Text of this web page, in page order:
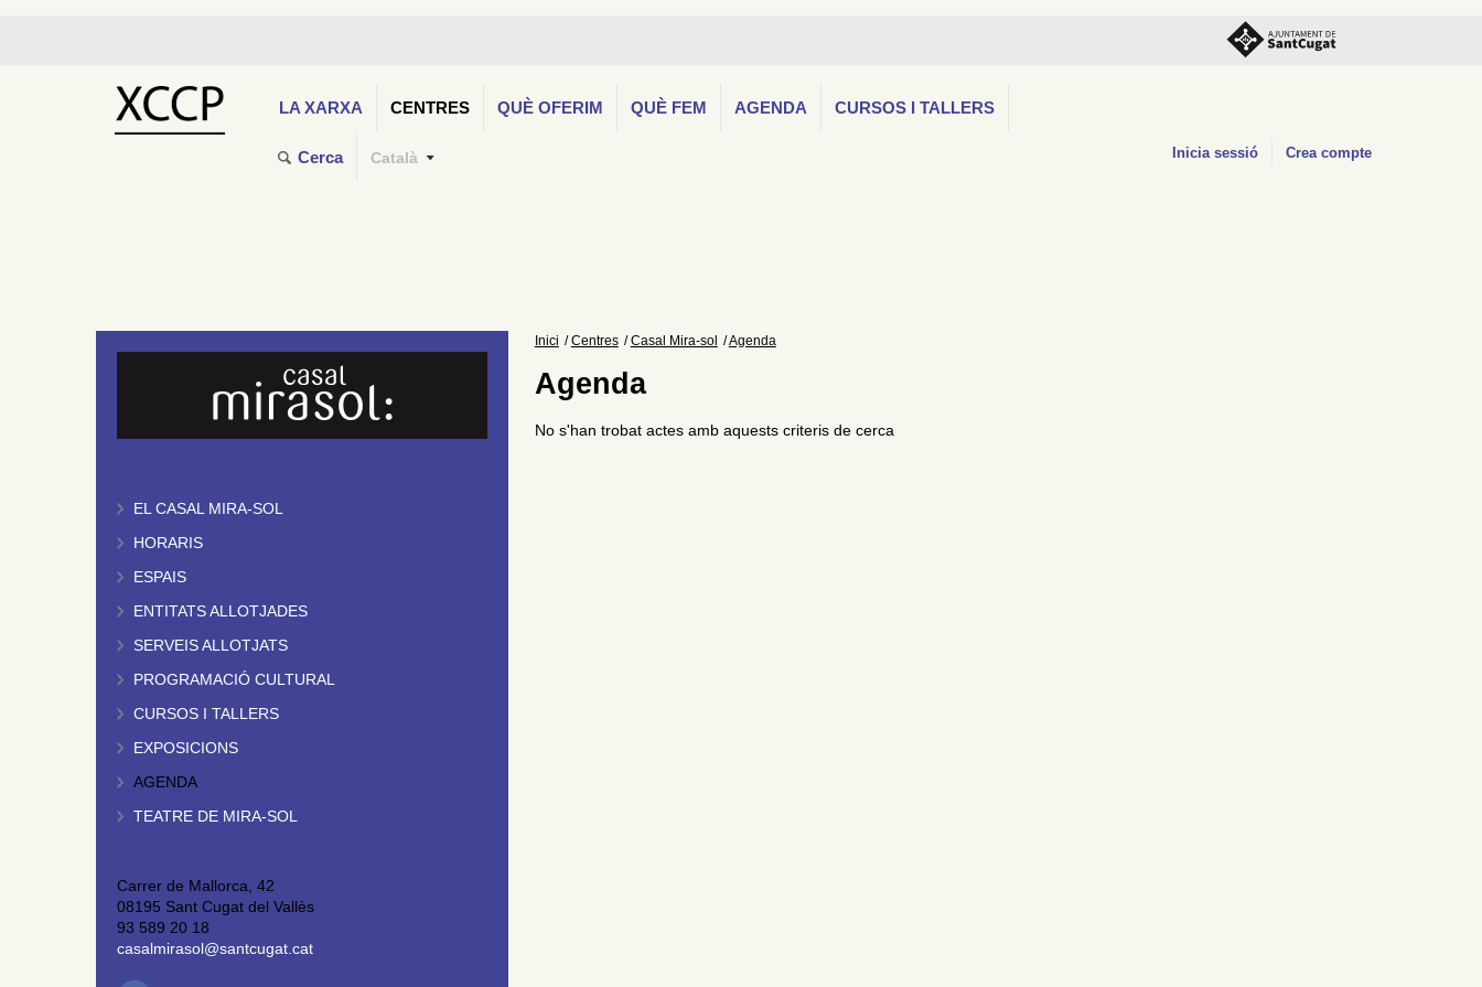
LA XARXA CENTRES QUÈ OFERIM QUÈ FEM AGENDA CURSOS I TALLERS
Cerca Català Inicia sessió Crea compte
EL CASAL MIRA-SOL
HORARIS
ESPAIS
ENTITATS ALLOTJADES
SERVEIS ALLOTJATS
PROGRAMACIÓ CULTURAL
CURSOS I TALLERS
EXPOSICIONS
AGENDA
TEATRE DE MIRA-SOL
Carrer de Mallorca, 42
08195 Sant Cugat del Vallès
93 589 20 18
casalmirasol@santcugat.cat
Inici Centres Casal Mira-sol Agenda
Agenda
No s'han trobat actes amb aquests criteris de cerca